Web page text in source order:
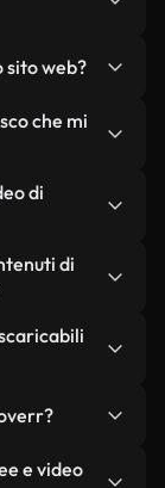
a Il
etichettato,
sito web?
web,
minimo i
che mi
Coverr AI
esempio "Il
con
di
sono
di
utilizzati
sui
include
e pronti
i
e video